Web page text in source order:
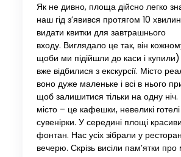
Як не дивно, площа дійсно легко
наш гід з’явився протягом 10
видати квитки для завтрашнього
входу. Виглядало це так, він
щоби ми підійшли до каси і
вже відбилися з екскурсії. Місто
воно дуже маленьке і всі в нього
щоб залишитися тільки на одну
місто – це кафешки, невеликі
сувенірки. У середині площі
фонтан. Нас усіх зібрали у
вечерю. Скрізь висіли пам’ятки про